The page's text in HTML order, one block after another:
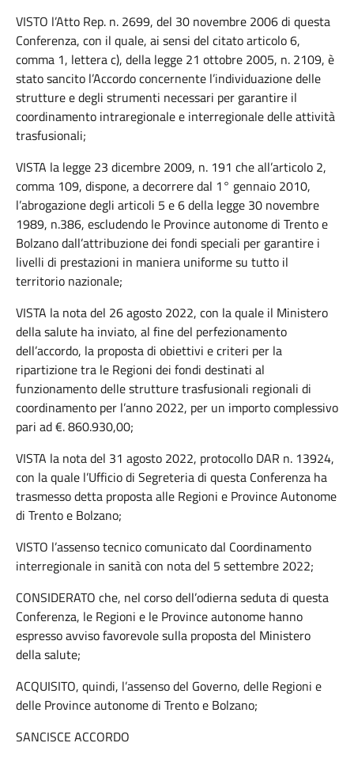
VISTO l’Atto Rep. n. 2699, del 30 novembre 2006 di questa
Conferenza, con il quale, ai sensi del citato articolo 6,
comma 1, lettera c), della legge 21 ottobre 2005, n. 2109, è
stato sancito l’Accordo concernente l’individuazione delle
strutture e degli strumenti necessari per garantire il
coordinamento intraregionale e interregionale delle attività
trasfusionali;
VISTA la legge 23 dicembre 2009, n. 191 che all’articolo 2,
comma 109, dispone, a decorrere dal 1° gennaio 2010,
l’abrogazione degli articoli 5 e 6 della legge 30 novembre
1989, n.386, escludendo le Province autonome di Trento e
Bolzano dall’attribuzione dei fondi speciali per garantire i
livelli di prestazioni in maniera uniforme su tutto il
territorio nazionale;
VISTA la nota del 26 agosto 2022, con la quale il Ministero
della salute ha inviato, al fine del perfezionamento
dell’accordo, la proposta di obiettivi e criteri per la
ripartizione tra le Regioni dei fondi destinati al
funzionamento delle strutture trasfusionali regionali di
coordinamento per l’anno 2022, per un importo complessivo
pari ad €. 860.930,00;
VISTA la nota del 31 agosto 2022, protocollo DAR n. 13924,
con la quale l’Ufficio di Segreteria di questa Conferenza ha
trasmesso detta proposta alle Regioni e Province Autonome
di Trento e Bolzano;
VISTO l’assenso tecnico comunicato dal Coordinamento
interregionale in sanità con nota del 5 settembre 2022;
CONSIDERATO che, nel corso dell’odierna seduta di questa
Conferenza, le Regioni e le Province autonome hanno
espresso avviso favorevole sulla proposta del Ministero
della salute;
ACQUISITO, quindi, l’assenso del Governo, delle Regioni e
delle Province autonome di Trento e Bolzano;
SANCISCE ACCORDO